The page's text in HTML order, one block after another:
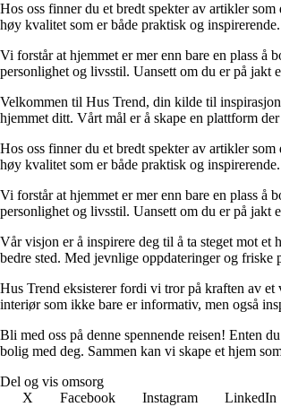
Hos oss finner du et bredt spekter av artikler
høy kvalitet som er både praktisk og
Vi forstår at hjemmet er mer enn bare en plass å
personlighet og livsstil. Uansett om du er på jakt
Velkommen til Hus Trend, din kilde til
hjemmet ditt. Vårt mål er å skape en plattform
Hos oss finner du et bredt spekter av artikler
høy kvalitet som er både praktisk og
Vi forstår at hjemmet er mer enn bare en plass å
personlighet og livsstil. Uansett om du er på jakt
Vår visjon er å inspirere deg til å ta steget mot
bedre sted. Med jevnlige oppdateringer og
Hus Trend eksisterer fordi vi tror på kraften av
interiør som ikke bare er informativ, men også
Bli med oss på denne spennende reisen! Enten
bolig med deg. Sammen kan vi skape et hjem
Del og vis omsorg
X
Facebook Instagram LinkedIn